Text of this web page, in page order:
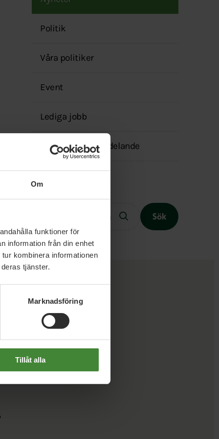
Om
funktioner för
information från din enhet
kombinera informationen
tjänster.
Marknadsföring
Tillåt alla
menyn
Politik
Våra politiker
Event
Lediga jobb
Transparensmeddelande
Sök
Slutet på menyn